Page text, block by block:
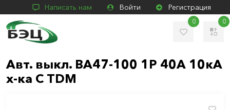
Написать нам Войти Регистрация
0 0
Авт. выкл. ВА47-100 1Р 40А 10кА
х-ка С TDM